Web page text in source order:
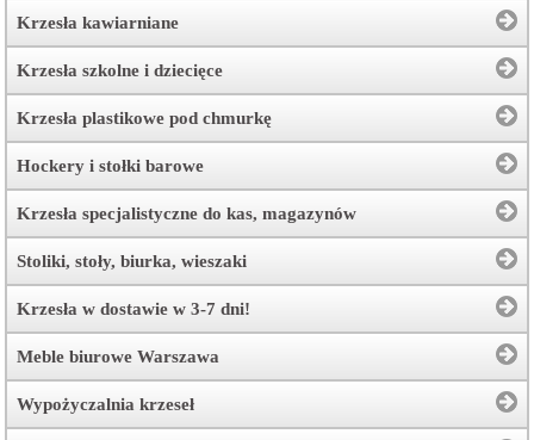
Krzesła kawiarniane
Krzesła szkolne i dziecięce
Krzesła plastikowe pod chmurkę
Hockery i stołki barowe
Krzesła specjalistyczne do kas, magazynów
Stoliki, stoły, biurka, wieszaki
Krzesła w dostawie w 3-7 dni!
Meble biurowe Warszawa
Wypożyczalnia krzeseł